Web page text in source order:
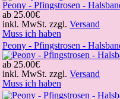
Peony - Pfingstrosen -
ab 25.00€
inkl. MwSt. zzgl. Versand
Muss ich haben
Peony - Pfingstrosen -
ab 25.00€
inkl. MwSt. zzgl. Versand
Muss ich haben